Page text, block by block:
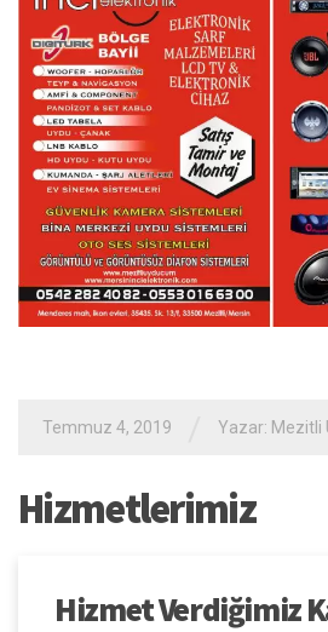
Temmuz 4, 2019 Yazar: Mezitli
Hizmetlerimiz
Hizmet Verdiğimiz